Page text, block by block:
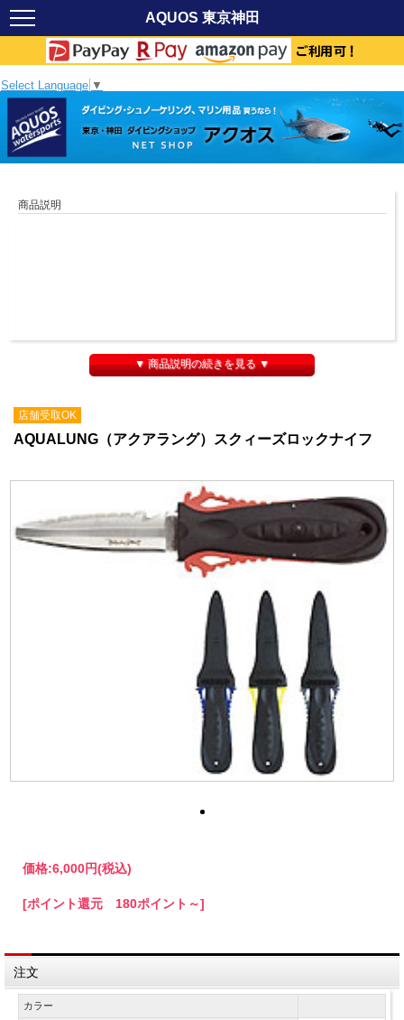
AQUOS 東京神田
Select Language ▼
商品説明
▼ 商品説明の続きを見る ▼
店舗受取OK
AQUALUNG（アクアラング）スクィーズロックナイフ
価格:6,000円(税込)
[ポイント還元 180ポイント～]
注文
カラー